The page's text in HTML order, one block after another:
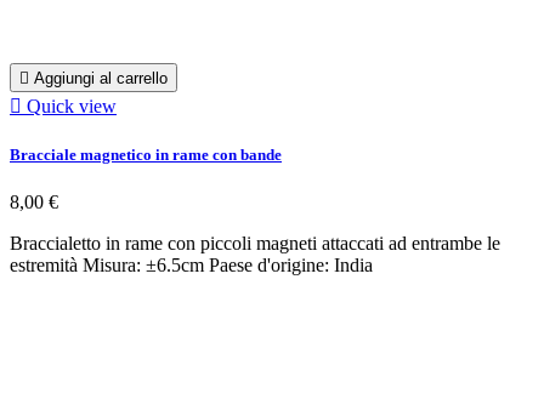
 Aggiungi al carrello
 Quick view
Bracciale magnetico in rame con bande
8,00 €
Braccialetto in rame con piccoli magneti attaccati ad entrambe le
estremità Misura: ±6.5cm Paese d'origine: India